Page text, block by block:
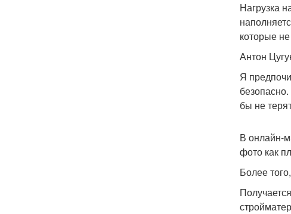
Нагрузка
которые
Антон
Я
бы не
В онлайн-
фото как
Более